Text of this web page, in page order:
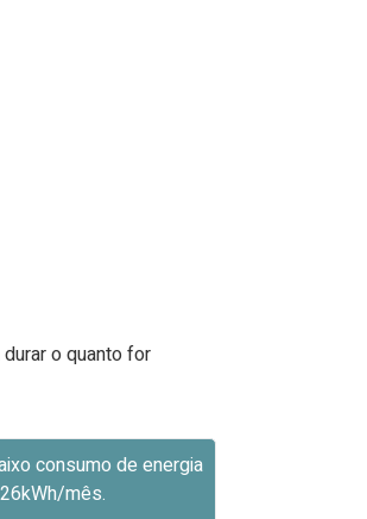
o quanto for
consumo de energia
mês.